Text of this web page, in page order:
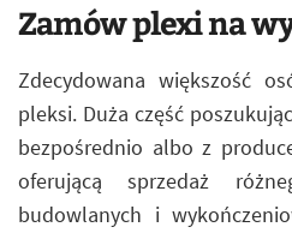
Zamów plexi na
Zdecydowana większość
pleksi. Duża część
bezpośrednio albo z
oferującą sprzedaż
budowlanych i